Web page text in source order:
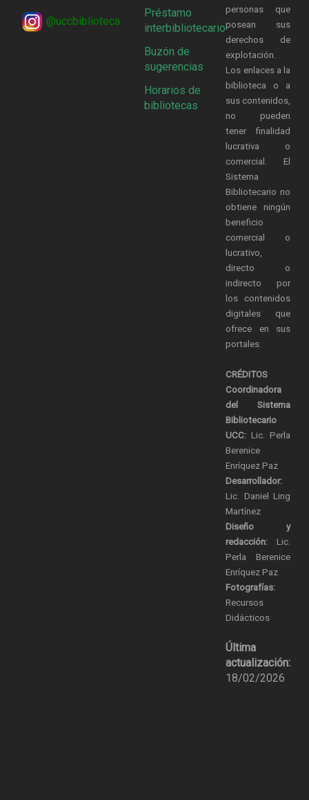
@uccbiblioteca
Préstamo
interbibliotecario
Buzón de
sugerencias
Horarios de
bibliotecas
personas que
posean sus
derechos de
explotación.
Los enlaces a la
biblioteca o a
sus contenidos,
no pueden
tener finalidad
lucrativa o
comercial. El
Sistema
Bibliotecario no
obtiene ningún
beneficio
comercial o
lucrativo,
directo o
indirecto por
los contenidos
digitales que
ofrece en sus
portales.
CRÉDITOS
Coordinadora
del Sistema
Bibliotecario
UCC: Lic. Perla
Berenice
Enríquez Paz
Desarrollador:
Lic. Daniel Ling
Martínez
Diseño y
redacción: Lic.
Perla Berenice
Enríquez Paz
Fotografías:
Recursos
Didácticos
Última
actualización:
18/02/2026